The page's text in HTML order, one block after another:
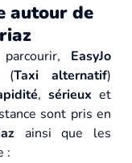
autour de
EasyJo
Taxi alternatif)
, sérieux et
sont pris en
ainsi que les
: